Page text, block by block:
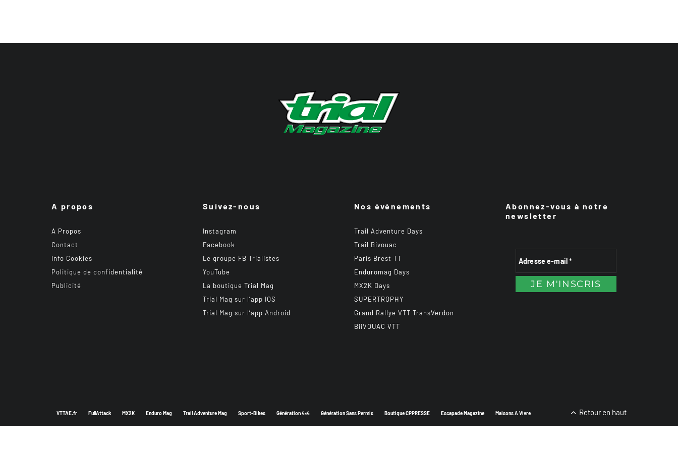
A propos
A Propos
Contact
Info Cookies
Politique de confidentialité
Publicité
Suivez-nous
Instagram
Facebook
Le groupe FB Trialistes
YouTube
La boutique Trial Mag
Trial Mag sur l’app IOS
Trial Mag sur l’app Android
Nos événements
Trail Adventure Days
Trail Bivouac
Paris Brest TT
Enduromag Days
MX2K Days
SUPERTROPHY
Grand Rallye VTT TransVerdon
BiiVOUAC VTT
Abonnez-vous à notre
newsletter
VTTAE.fr FullAttack MX2K Enduro Mag Trail Adventure Mag Sport-Bikes Génération 4×4 Génération Sans Permis Boutique CPPRESSE Escapade Magazine Maisons A Vivre Retour en haut